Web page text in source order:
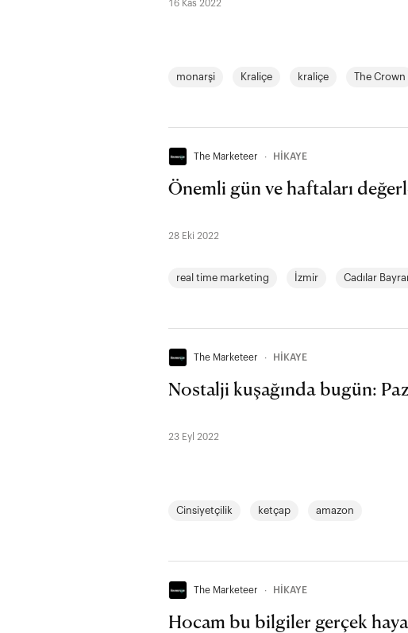
16 Kas 2022
monarşi Kraliçe kraliçe The Crown
The Marketeer ∙ HİKAYE
Önemli gün ve haftaları
28 Eki 2022
real time marketing İzmir Cadılar
The Marketeer ∙ HİKAYE
Nostalji kuşağında bugün:
23 Eyl 2022
Cinsiyetçilik ketçap amazon
The Marketeer ∙ HİKAYE
Hocam bu bilgiler gerçek